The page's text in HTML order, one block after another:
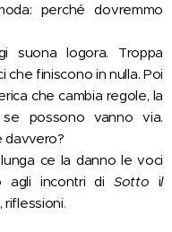
perché dovremmo
suona logora. Troppa
che finiscono in nulla. Poi
che cambia regole, la
possono vanno via.
davvero?
ce la danno le voci
agli incontri di Sotto il
riflessioni.